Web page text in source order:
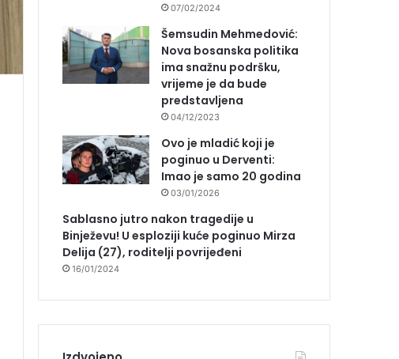
07/02/2024
Šemsudin Mehmedović:
Nova bosanska politika
ima snažnu podršku,
vrijeme je da bude
predstavljena
04/12/2023
Ovo je mladić koji je
poginuo u Derventi:
Imao je samo 20 godina
03/01/2026
Sablasno jutro nakon tragedije u
Binježevu! U esploziji kuće poginuo Mirza
Delija (27), roditelji povrijeđeni
16/01/2024